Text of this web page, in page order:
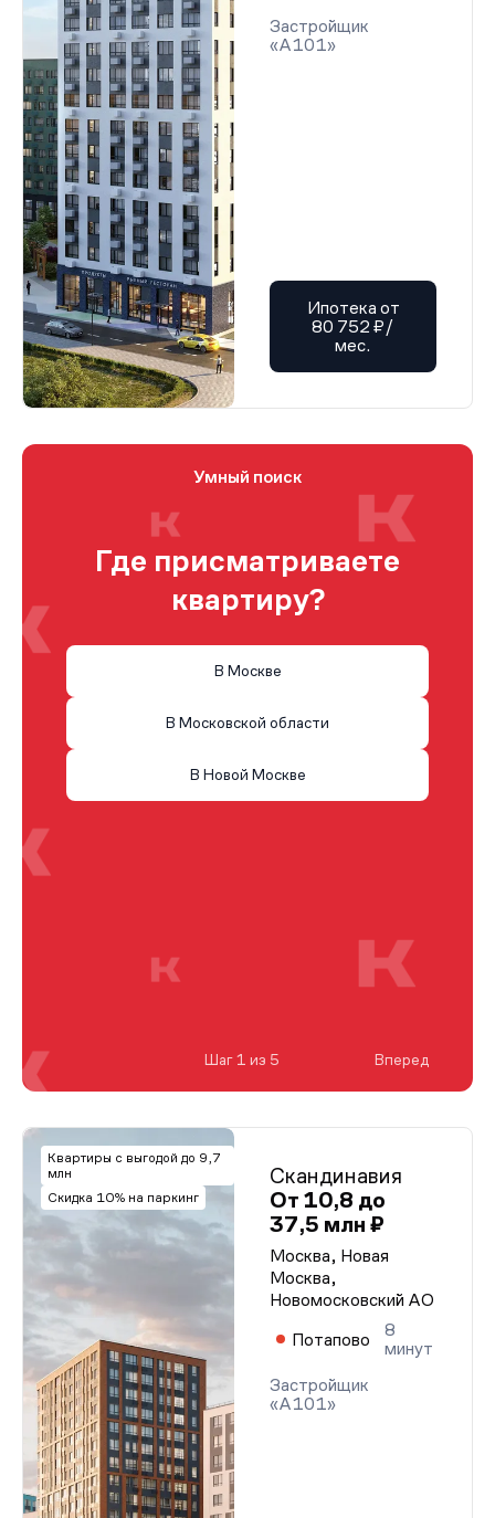
Застройщик
«А101»
Ипотека от
80 752 ₽/
мес.
Квартиры с выгодой до 9,7
млн
Скидка 10% на паркинг
Скандинавия
От 10,8 до
37,5 млн ₽
Москва, Новая
Москва,
Новомосковский АО
Потапово
8
минут
Застройщик
«А101»
Умный поиск
Где присматриваете
квартиру?
В Москве
В Московской области
В Новой Москве
Шаг 1 из 5 Вперед